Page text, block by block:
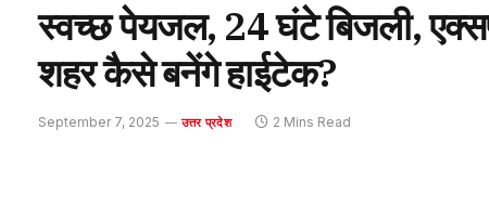
स्वच्छ पेयजल, 24 घंटे बिजली,
शहर कैसे बनेंगे हाईटेक?
September 7, 2025 उत्तर प्रदेश 2 Mins Read